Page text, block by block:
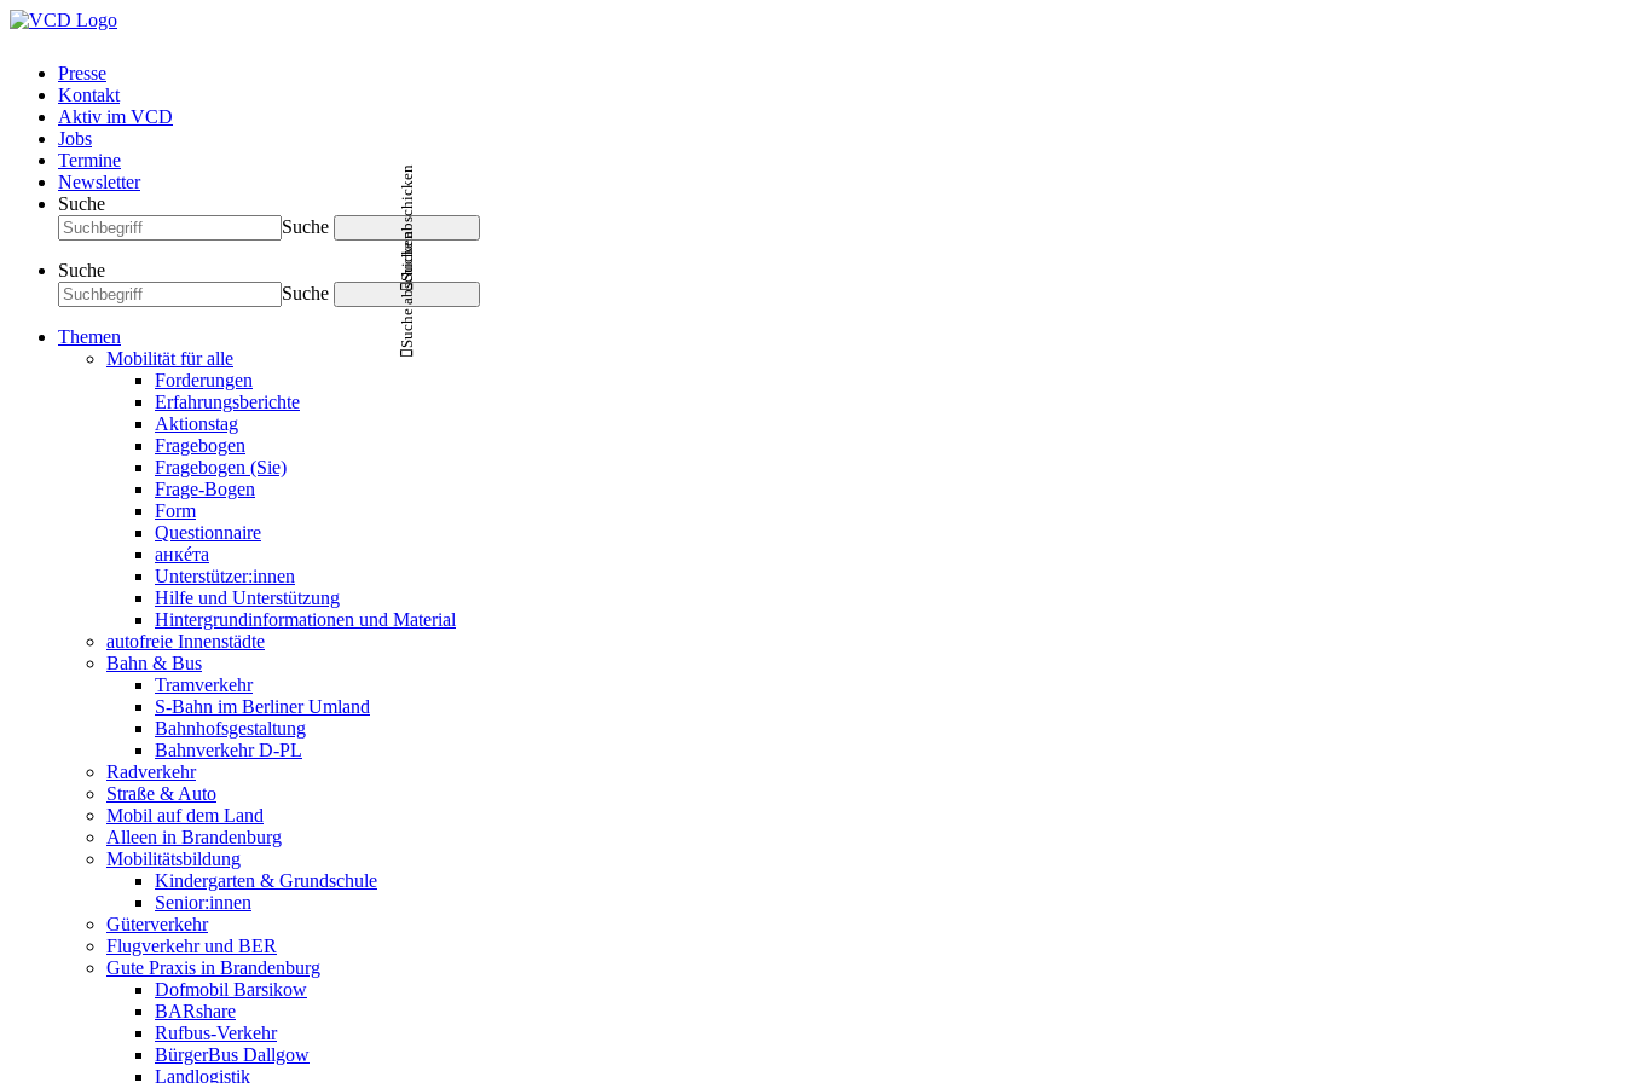
Presse
Kontakt
Aktiv im VCD
Jobs
Termine
Newsletter
Suche
Suche
Suche abschicken
Suche
Suche
Suche abschicken
Themen
Mobilität für alle
Forderungen
Erfahrungsberichte
Aktionstag
Fragebogen
Fragebogen (Sie)
Frage-Bogen
Form
Questionnaire
анкéта
Unterstützer:innen
Hilfe und Unterstützung
Hintergrundinformationen und Material
autofreie Innenstädte
Bahn & Bus
Tramverkehr
S-Bahn im Berliner Umland
Bahnhofsgestaltung
Bahnverkehr D-PL
Radverkehr
Straße & Auto
Mobil auf dem Land
Alleen in Brandenburg
Mobilitätsbildung
Kindergarten & Grundschule
Senior:innen
Güterverkehr
Flugverkehr und BER
Gute Praxis in Brandenburg
Dofmobil Barsikow
BARshare
Rufbus-Verkehr
BürgerBus Dallgow
Landlogistik